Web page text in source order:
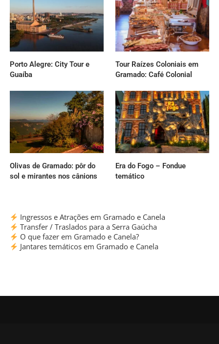
Porto Alegre: City Tour e
Guaíba
Tour Raízes Coloniais em
Gramado: Café Colonial
Olivas de Gramado: pôr do
sol e mirantes nos cânions
Era do Fogo – Fondue
temático
Ingressos e Atrações em Gramado e Canela
Transfer / Traslados para a Serra Gaúcha
O que fazer em Gramado e Canela?
Jantares temáticos em Gramado e Canela